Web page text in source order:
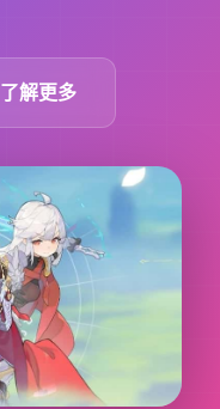
了解更多